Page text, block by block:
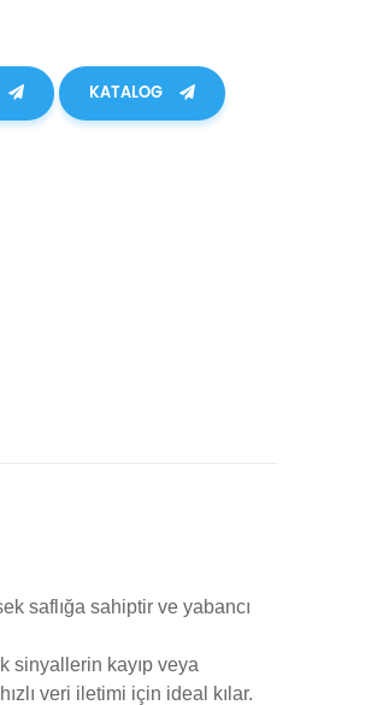
KATALOG
saflığa sahiptir ve yabancı
sinyallerin kayıp veya
veri iletimi için ideal kılar.